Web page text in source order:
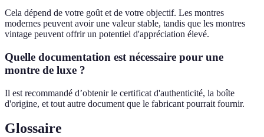
Cela dépend de votre goût et de votre objectif. Les montres
modernes peuvent avoir une valeur stable, tandis que les montres
vintage peuvent offrir un potentiel d'appréciation élevé.
Quelle documentation est nécessaire pour une
montre de luxe ?
Il est recommandé d’obtenir le certificat d'authenticité, la boîte
d'origine, et tout autre document que le fabricant pourrait fournir.
Glossaire